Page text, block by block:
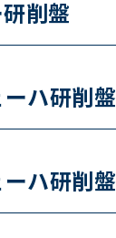
削盤
ハ研削盤
ハ研削盤